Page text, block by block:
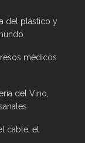
del plástico y
médicos
del Vino,
cable, el